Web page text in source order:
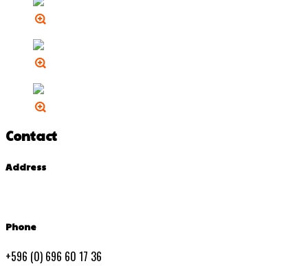
Contact
Address
Phone
+596 (0) 696 60 17 36